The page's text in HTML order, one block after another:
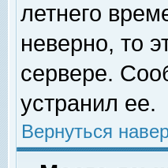
летнего
неверно, то
сервере.
устранил ее.
Вернуться